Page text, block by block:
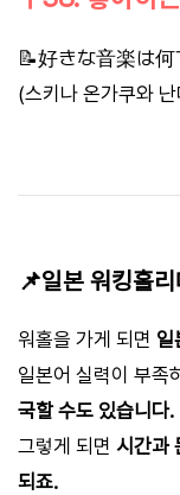
📝好きな音楽は何
(스키나 온가쿠와
📌일본 워킹홀
워홀을 가게 되면 일
일본어 실력이 부족
국할 수도 있습니다.
그렇게 되면 시간과
되죠.